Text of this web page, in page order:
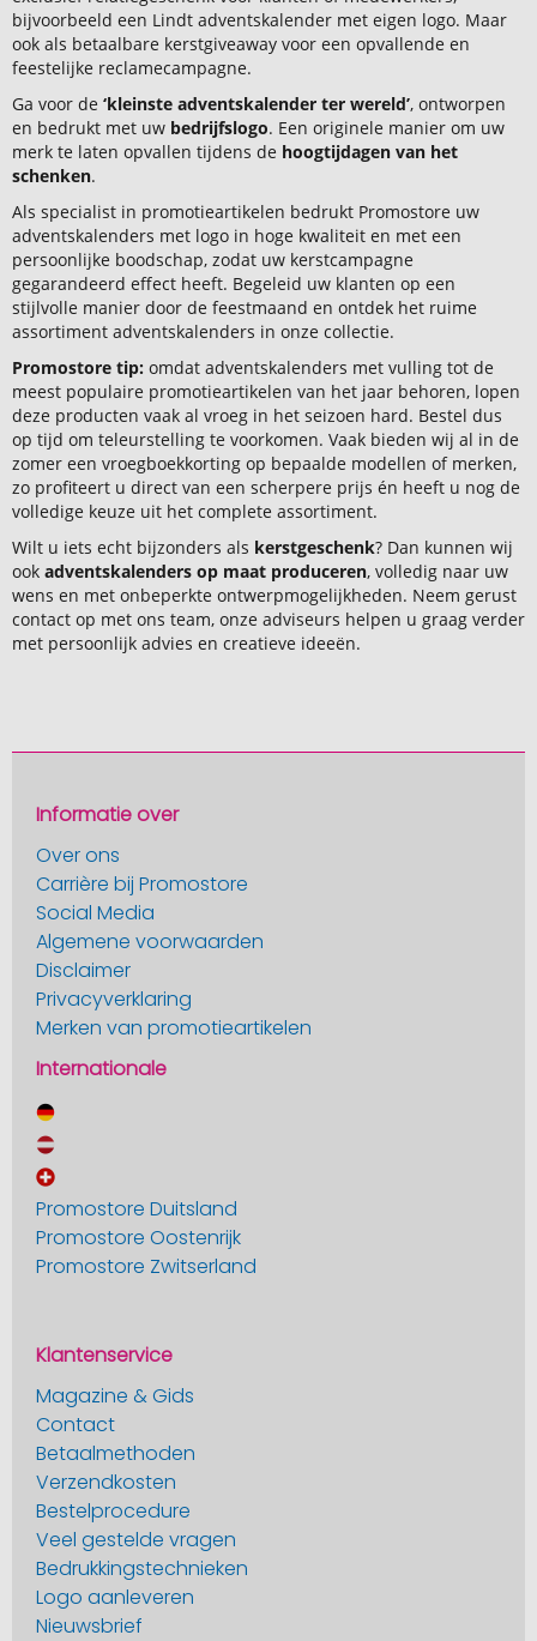
bijvoorbeeld een Lindt adventskalender met eigen logo. Maar
ook als betaalbare kerstgiveaway voor een opvallende en
feestelijke reclamecampagne.
Ga voor de ‘kleinste adventskalender ter wereld’, ontworpen
en bedrukt met uw bedrijfslogo. Een originele manier om uw
merk te laten opvallen tijdens de hoogtijdagen van het
schenken.
Als specialist in promotieartikelen bedrukt Promostore uw
adventskalenders met logo in hoge kwaliteit en met een
persoonlijke boodschap, zodat uw kerstcampagne
gegarandeerd effect heeft. Begeleid uw klanten op een
stijlvolle manier door de feestmaand en ontdek het ruime
assortiment adventskalenders in onze collectie.
Promostore tip: omdat adventskalenders met vulling tot de
meest populaire promotieartikelen van het jaar behoren, lopen
deze producten vaak al vroeg in het seizoen hard. Bestel dus
op tijd om teleurstelling te voorkomen. Vaak bieden wij al in de
zomer een vroegboekkorting op bepaalde modellen of merken,
zo profiteert u direct van een scherpere prijs én heeft u nog de
volledige keuze uit het complete assortiment.
Wilt u iets echt bijzonders als kerstgeschenk? Dan kunnen wij
ook adventskalenders op maat produceren, volledig naar uw
wens en met onbeperkte ontwerpmogelijkheden. Neem gerust
contact op met ons team, onze adviseurs helpen u graag verder
met persoonlijk advies en creatieve ideeën.
Informatie over
Over ons
Carrière bij Promostore
Social Media
Algemene voorwaarden
Disclaimer
Privacyverklaring
Merken van promotieartikelen
Internationale
Promostore Duitsland
Promostore Oostenrijk
Promostore Zwitserland
Klantenservice
Magazine & Gids
Contact
Betaalmethoden
Verzendkosten
Bestelprocedure
Veel gestelde vragen
Bedrukkingstechnieken
Logo aanleveren
Nieuwsbrief